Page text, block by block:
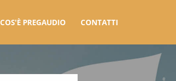
COS'È PREGAUDIO CONTATTI